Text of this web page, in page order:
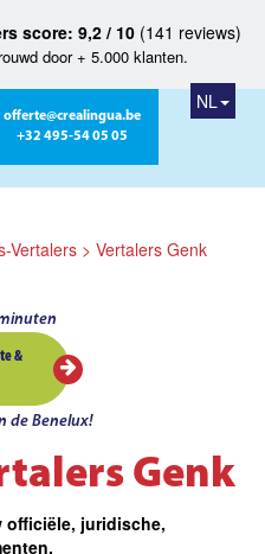
score: 9,2 / 10(141 reviews)
door + 5.000 klanten.
offerte@crealingua.be
+32 495-54 05 05
NL
Vertalers > Vertalers Genk
&
de Benelux!
Genk
officiële, juridische,